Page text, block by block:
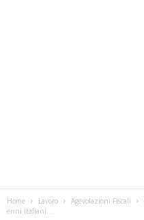
Home Lavoro Agevolazioni Fiscali
enni Italiani...